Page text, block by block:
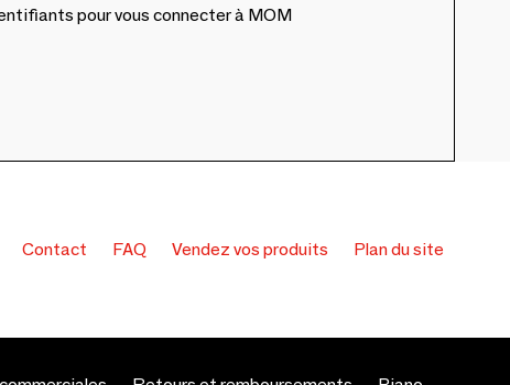
pour vous connecter à MOM
Contact FAQ Vendez vos produits Plan du site